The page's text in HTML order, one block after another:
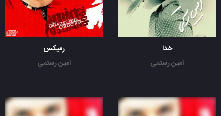
خدا
امین رستمی
رمیکس
امین رستمی